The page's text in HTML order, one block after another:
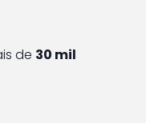
de 30 mil